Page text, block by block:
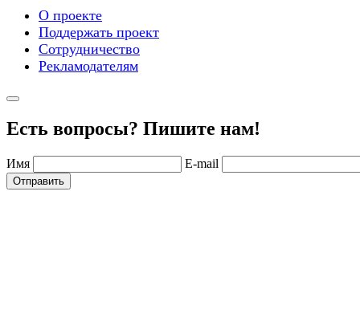
О проекте
Поддержать проект
Сотрудничество
Рекламодателям
Есть вопросы? Пишите нам!
Имя E-mail